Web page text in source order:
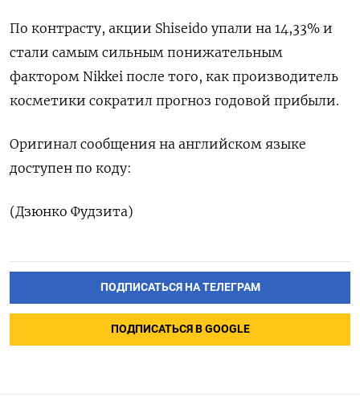
По контрасту, акции Shiseido упали на 14,33% и
стали самым сильным понижательным
фактором Nikkei после того, как производитель
косметики сократил прогноз годовой прибыли.
Оригинал сообщения на английском языке
доступен по коду:
(Дзюнко Фудзита)
ПОДПИСАТЬСЯ НА ТЕЛЕГРАМ
ПОДПИСАТЬСЯ В GOOGLE